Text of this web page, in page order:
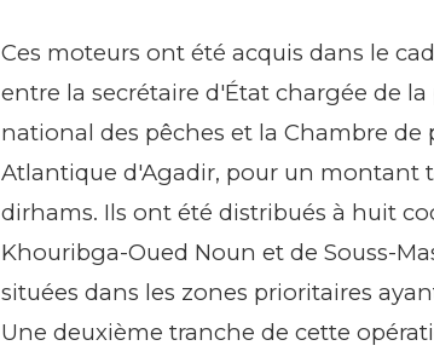
Ces moteurs ont été acquis dans le
entre la secrétaire d'État chargée de
national des pêches et la Chambre
Atlantique d'Agadir, pour un montant
dirhams. Ils ont été distribués à huit
Khouribga-Oued Noun et de Souss-
situées dans les zones prioritaires
Une deuxième tranche de cette